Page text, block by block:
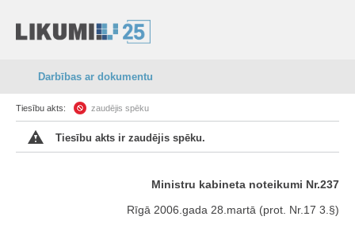
Darbības ar dokumentu
Tiesību akts: zaudējis spēku
Tiesību akts ir zaudējis spēku.
Ministru kabineta noteikumi Nr.237
Rīgā 2006.gada 28.martā (prot. Nr.17 3.§)